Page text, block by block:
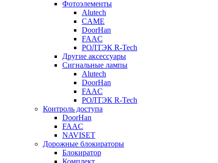
Фотоэлементы
Alutech
CAME
DoorHan
FAAC
РОЛТЭК R-Tech
Другие аксессуары
Сигнальные лампы
Alutech
DoorHan
FAAC
РОЛТЭК R-Tech
Контроль доступа
DoorHan
FAAC
NAVISET
Дорожные блокираторы
Блокиратор
Комплект